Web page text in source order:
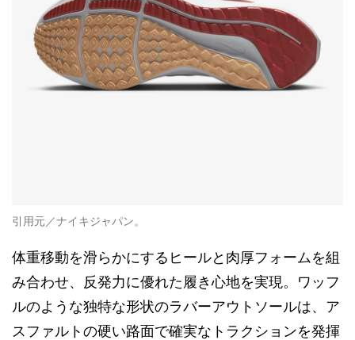
引用元／ナイキジャパン。
体重移動を滑らかにするヒールと肉厚フォームを組
み合わせ、反発力に優れた履き心地を実現。ワッフ
ルのような独特な形状のラバーアウトソールは、ア
スファルトの硬い路面で確実なトラクションを発揮